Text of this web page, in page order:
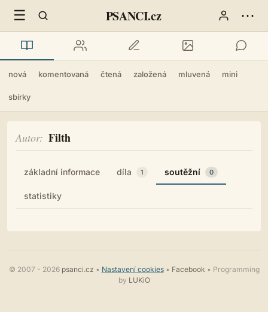
☰ PSANCI.cz ⋯
nová komentovaná čtená založená mluvená mini
sbírky
Autor Filth
základní informace díla 1 soutěžní 0
statistiky
© 2007 - 2026 psanci.cz • Nastavení cookies• Facebook • Programming
by LUKiO